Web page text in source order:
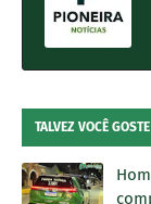
TALVEZ VOCÊ